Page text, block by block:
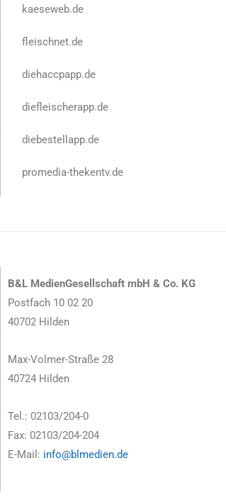
kaeseweb.de
fleischnet.de
diehaccpapp.de
diefleischerapp.de
diebestellapp.de
promedia-thekentv.de
B&L MedienGesellschaft mbH & Co. KG
Postfach 10 02 20
40702 Hilden
Max-Volmer-Straße 28
40724 Hilden
Tel.: 02103/204-0
Fax: 02103/204-204
E-Mail: info@blmedien.de